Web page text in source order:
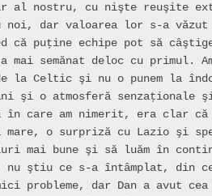
al nostru, cu nişte reuşite
noi, dar valoarea lor s-a
că puţine echipe pot să
semănat deloc cu primul.
la Celtic şi nu o punem la
şi o atmosferă senzaţionale
în care am nimerit, era clar că
o surpriză cu Lazio şi
mai bune şi să luăm în
nu ştiu ce s-a întâmplat, din
dar Dan a avut cea